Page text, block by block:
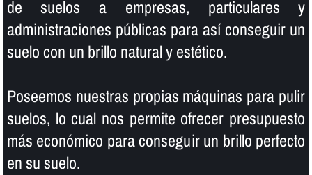
de suelos a empresas, particulares y
administraciones públicas para así­ conseguir un
suelo con un brillo natural y estético.
Poseemos nuestras propias máquinas para pulir
suelos, lo cual nos permite ofrecer presupuesto
más económico para conseguir un brillo perfecto
en su suelo.